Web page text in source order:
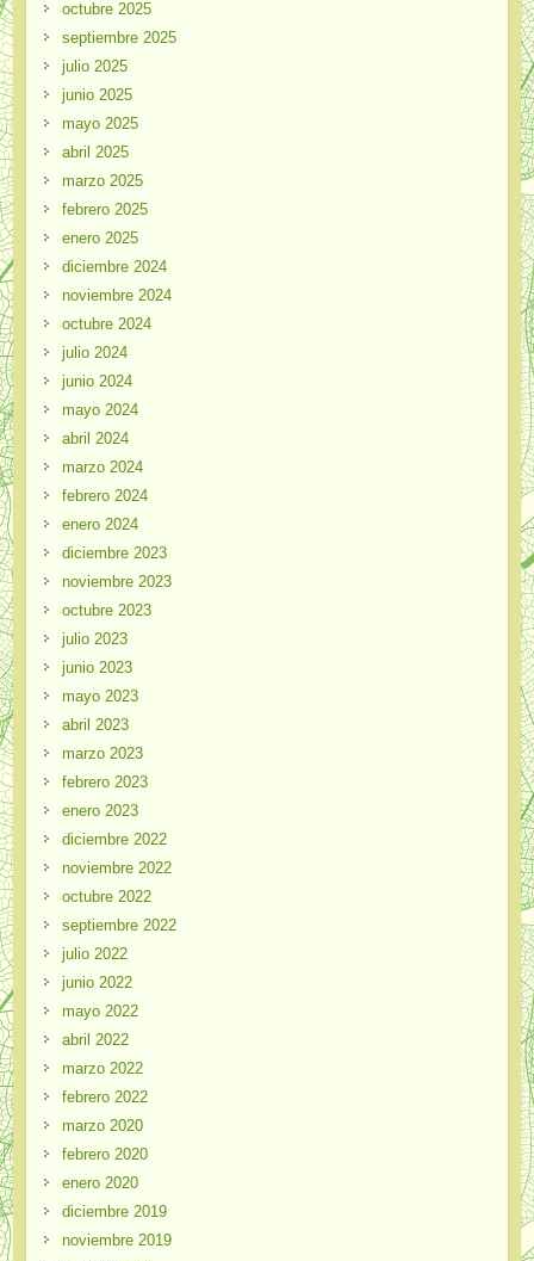
octubre 2025
septiembre 2025
julio 2025
junio 2025
mayo 2025
abril 2025
marzo 2025
febrero 2025
enero 2025
diciembre 2024
noviembre 2024
octubre 2024
julio 2024
junio 2024
mayo 2024
abril 2024
marzo 2024
febrero 2024
enero 2024
diciembre 2023
noviembre 2023
octubre 2023
julio 2023
junio 2023
mayo 2023
abril 2023
marzo 2023
febrero 2023
enero 2023
diciembre 2022
noviembre 2022
octubre 2022
septiembre 2022
julio 2022
junio 2022
mayo 2022
abril 2022
marzo 2022
febrero 2022
marzo 2020
febrero 2020
enero 2020
diciembre 2019
noviembre 2019